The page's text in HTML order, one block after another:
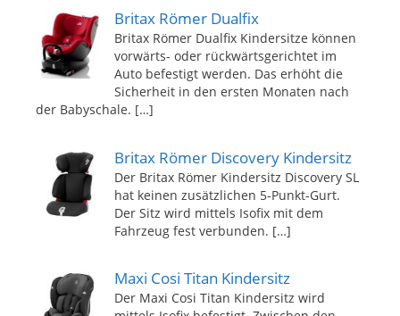
Britax Römer Dualfix
Britax Römer Dualfix Kindersitze können
vorwärts- oder rückwärtsgerichtet im
Auto befestigt werden. Das erhöht die
Sicherheit in den ersten Monaten nach
der Babyschale. […]
Britax Römer Discovery Kindersitz
Der Britax Römer Kindersitz Discovery SL
hat keinen zusätzlichen 5-Punkt-Gurt.
Der Sitz wird mittels Isofix mit dem
Fahrzeug fest verbunden. […]
Maxi Cosi Titan Kindersitz
Der Maxi Cosi Titan Kindersitz wird